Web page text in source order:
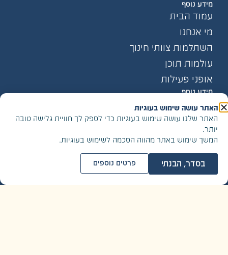
מידע נוסף
עמוד הבית
מי אנחנו
השתלמות צוותי חינוך
עולמות תוכן
אופני פעילות
מידע נוסף
יצירת קשר
לקוחות ממליצים
נגישות האתר
האתר עושה שימוש בעוגיות
האתר שלנו עושה שימוש בעוגיות כדי לספק לך חוויית גלישה טובה
יותר.
המשך שימוש באתר מהווה הסכמה לשימוש בעוגיות.
בסדר, הבנתי פרטים נוספים